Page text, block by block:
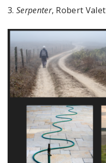
3. Serpenter, Robert Valet